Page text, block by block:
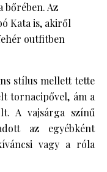
bőrében. Az
Kata is, akiről
outfitben
stílus mellett tette
tornacipővel, ám a
A vajsárga színű
az egyébként
vagy a róla